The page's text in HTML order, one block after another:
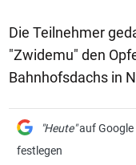
Die Teilnehmer
"Zwidemu" den
Bahnhofsdachs in
"Heute"auf Google
festlegen